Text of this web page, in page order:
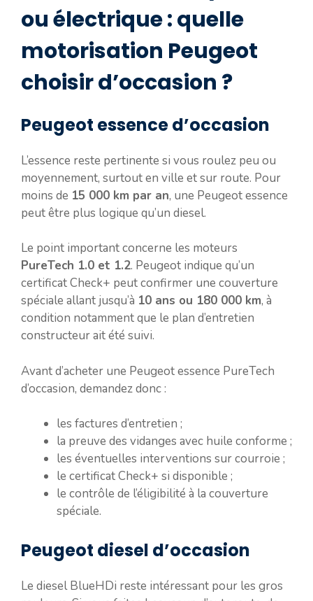
ou électrique : quelle
motorisation Peugeot
choisir d’occasion ?
Peugeot essence d’occasion
L’essence reste pertinente si vous roulez peu ou
moyennement, surtout en ville et sur route. Pour
moins de 15 000 km par an, une Peugeot essence
peut être plus logique qu’un diesel.
Le point important concerne les moteurs
PureTech 1.0 et 1.2. Peugeot indique qu’un
certificat Check+ peut confirmer une couverture
spéciale allant jusqu’à 10 ans ou 180 000 km, à
condition notamment que le plan d’entretien
constructeur ait été suivi.
Avant d’acheter une Peugeot essence PureTech
d’occasion, demandez donc :
les factures d’entretien ;
la preuve des vidanges avec huile conforme ;
les éventuelles interventions sur courroie ;
le certificat Check+ si disponible ;
le contrôle de l’éligibilité à la couverture
spéciale.
Peugeot diesel d’occasion
Le diesel BlueHDi reste intéressant pour les gros